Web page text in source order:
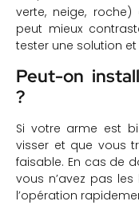
verte, neige,
peut mieux
tester une solution
Peut-on
?
Si votre arme est
visser et que vous
faisable. En cas de
vous n’avez pas
l’opération